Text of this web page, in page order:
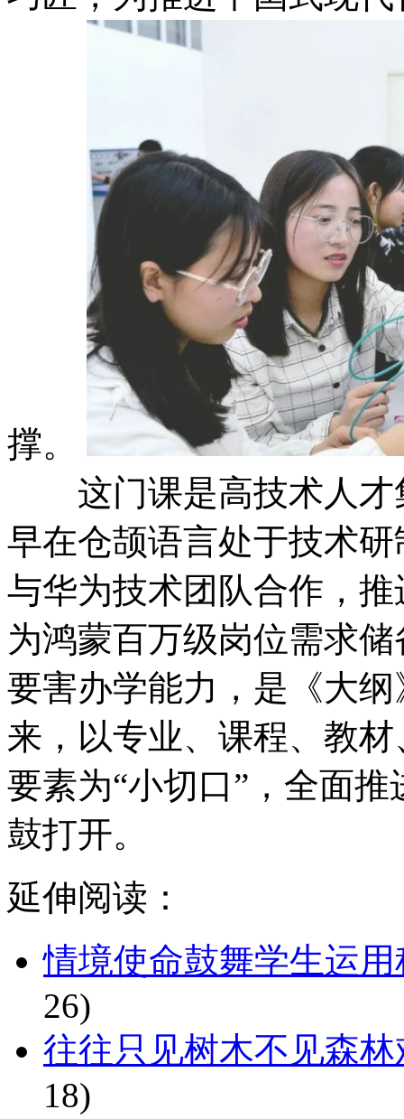
撑。
这门课是高技术人才集
早在仓颉语言处于技术研制
与华为技术团队合作，
为鸿蒙百万级岗位需求储
要害办学能力，是《大纲
来，以专业、课程、
要素为“小切口”，全
鼓打开。
延伸阅读：
情境使命鼓舞学生运
26)
往往只见树木不见森
18)